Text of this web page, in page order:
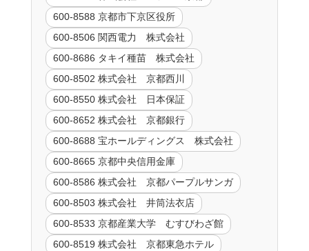
600-8588 京都市下京区役所
600-8506 関西電力 株式会社
600-8686 タキイ種苗 株式会社
600-8502 株式会社 京都西川
600-8550 株式会社 日本保証
600-8652 株式会社 京都銀行
600-8688 宝ホールディングス 株式会社
600-8665 京都中央信用金庫
600-8586 株式会社 京都パープルサンガ
600-8503 株式会社 井筒法衣店
600-8533 京都産業大学 むすびわざ館
600-8519 株式会社 京都東急ホテル